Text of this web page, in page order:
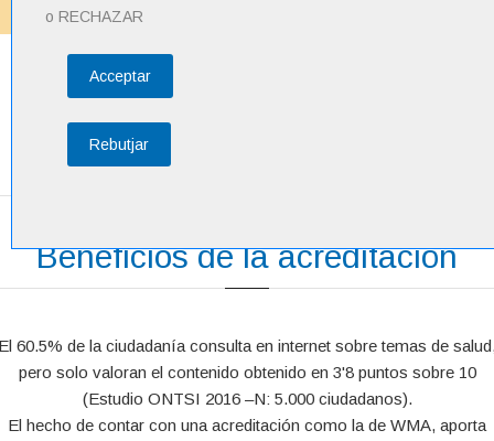
o RECHAZAR
Acceptar
Rebutjar
Inicio Acredita
Beneficios y por qué
acreditar
Beneficios de la acreditación
60.5% de la ciudadanía consulta en internet sobre temas de
pero solo valoran el contenido obtenido en 3'8 puntos sobre 10
(Estudio ONTSI 2016 –N: 5.000 ciudadanos).
El hecho de contar con una acreditación como la de WMA, aporta